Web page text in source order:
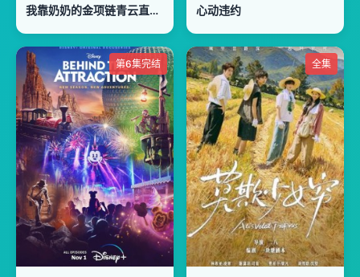
我靠奶奶的金项链青云直上了 心动违约
第6集完结 全集